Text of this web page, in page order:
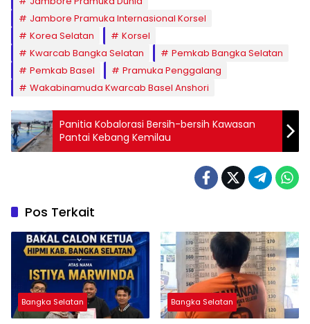
Jambore Pramuka Internasional Korsel
Korea Selatan
Korsel
Kwarcab Bangka Selatan
Pemkab Bangka Selatan
Pemkab Basel
Pramuka Penggalang
Wakabinamuda Kwarcab Basel Anshori
Panitia Kobalorasi Bersih-bersih Kawasan
Pantai Kebang Kemilau
Pos Terkait
Bangka Selatan Bangka Selatan